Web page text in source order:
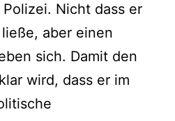
Nicht dass er
aber einen
sich. Damit den
wird, dass er im